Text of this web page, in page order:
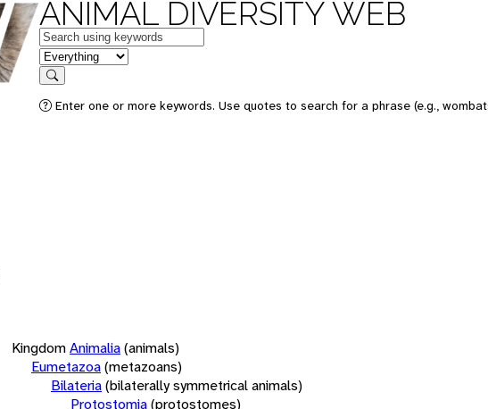
ANIMAL DIVERSITY WEB
Keywords
in feature
Search
Enter one or more keywords. Use quotes to search for a phrase (e.g.,
KingdomAnimalia(animals)
Eumetazoa(metazoans)
Bilateria(bilaterally symmetrical animals)
Protostomia(protostomes)